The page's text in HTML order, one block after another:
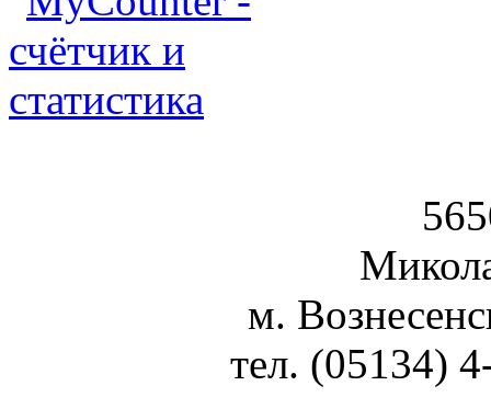
м.
тел. (05134)